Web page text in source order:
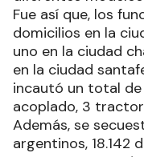
Fue así que, los
domicilios en la
uno en la ciudad
en la ciudad
incautó un total de
acoplado, 3
Además, se
argentinos, 18.142